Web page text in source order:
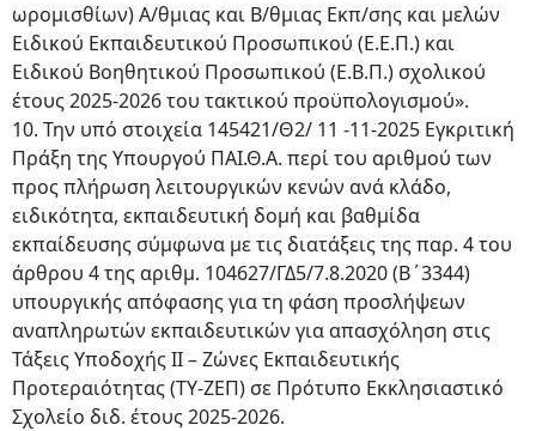
ωρομισθίων) Α/θμιας και Β/θμιας Εκπ/σης και μελών
Ειδικού Εκπαιδευτικού Προσωπικού (Ε.Ε.Π.) και
Ειδικού Βοηθητικού Προσωπικού (Ε.Β.Π.) σχολικού
έτους 2025-2026 του τακτικού προϋπολογισμού».
10. Την υπό στοιχεία 145421/Θ2/ 11 -11-2025 Εγκριτική
Πράξη της Υπουργού ΠΑΙ.Θ.Α. περί του αριθμού των
προς πλήρωση λειτουργικών κενών ανά κλάδο,
ειδικότητα, εκπαιδευτική δομή και βαθμίδα
εκπαίδευσης σύμφωνα με τις διατάξεις της παρ. 4 του
άρθρου 4 της αριθμ. 104627/ΓΔ5/7.8.2020 (Β΄3344)
υπουργικής απόφασης για τη φάση προσλήψεων
αναπληρωτών εκπαιδευτικών για απασχόληση στις
Τάξεις Υποδοχής ΙΙ – Ζώνες Εκπαιδευτικής
Προτεραιότητας (ΤΥ-ΖΕΠ) σε Πρότυπο Εκκλησιαστικό
Σχολείο διδ. έτους 2025-2026.